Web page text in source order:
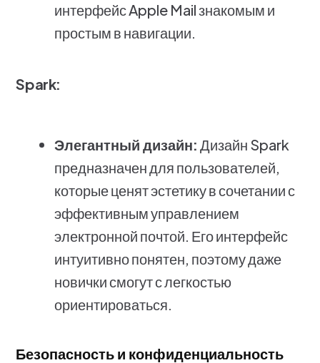
интерфейс Apple Mail знакомым и
простым в навигации.
Spark:
Элегантный дизайн: Дизайн Spark
предназначен для пользователей,
которые ценят эстетику в сочетании с
эффективным управлением
электронной почтой. Его интерфейс
интуитивно понятен, поэтому даже
новички смогут с легкостью
ориентироваться.
Безопасность и конфиденциальность